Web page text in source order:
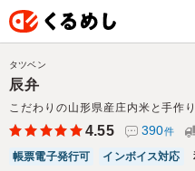
辰弁
こだわりの山形県産庄内米と手作
タツベン
4.55 390件
帳票電子発行可
インボイス対応